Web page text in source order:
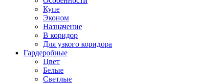
Купе
Эконом
Назначение
В коридор
Для узкого коридора
Гардеробные
Цвет
Белые
Светлые